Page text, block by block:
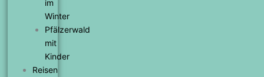
im
Winter
Pfälzerwald
mit
Kinder
Reisen